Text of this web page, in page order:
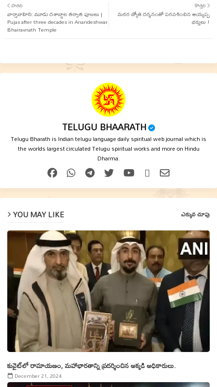
ter
tsap
కొత్తది
మకర జ్యోతి దర్శనంతో పరవశించిన అయ్యప్ప
భక్తులు !
పాతది
వార్తావాహిని: మూడు దశాబ్దాల తర్వాత పూజలు |
Pujas after three decades in Anandeshwar
Bhairavnath Temple
TELUGU BHAARATH
Telugu Bharath is Indian telugu language daily spiritual web journal which is
the worlds largest circulated Telugu spiritual works and more on Hindu
Dharma.
YOU MAY LIKE ఎక్కువ చూపు
కువైట్‌లో రామాయ‌ణం, మ‌హాభార‌తాన్ని ప్రదర్శించిన అక్కడి అధికారులు.
December 21, 2024